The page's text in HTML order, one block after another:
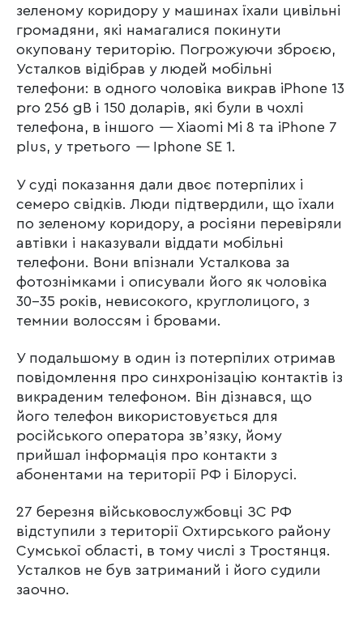
зеленому коридору у машинах їхали цивільні
громадяни, які намагалися покинути
окуповану територію. Погрожуючи зброєю,
Усталков відібрав у людей мобільні
телефони: в одного чоловіка викрав iPhone 13
pro 256 gB і 150 доларів, які були в чохлі
телефона, в іншого —Xiaomi Mi 8 та iPhone 7
plus, у третього —Iphone SE 1.
У суді показання дали двоє потерпілих і
семеро свідків. Люди підтвердили, що їхали
по зеленому коридору, а росіяни перевіряли
автівки і наказували віддати мобільні
телефони. Вони впізнали Усталкова за
фотознімками і описували його як чоловіка
30-35 років, невисокого, круглолицого, з
темнии волоссям і бровами.
У подальшому в один із потерпілих отримав
повідомлення про синхронізацію контактів із
викраденим телефоном. Він дізнався, що
його телефон використовується для
російського оператора звʼязку, йому
прийшал інформація про контакти з
абонентами на території РФ і Білорусі.
27 березня військовослужбовці ЗС РФ
відступили з території Охтирського району
Сумської області, в тому числі з Тростянця.
Усталков не був затриманий і його судили
заочно.